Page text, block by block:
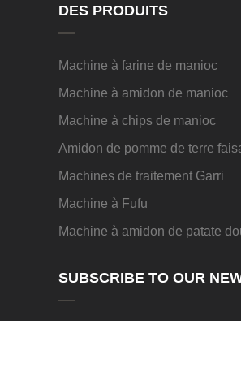
DES PRODUITS
Machine à farine de manioc
Machine à amidon de manioc
Machine à chips de manioc
Amidon de pomme de terre
Machines de traitement Garri
Machine à Fufu
Machine à amidon de patate
SUBSCRIBE TO OUR